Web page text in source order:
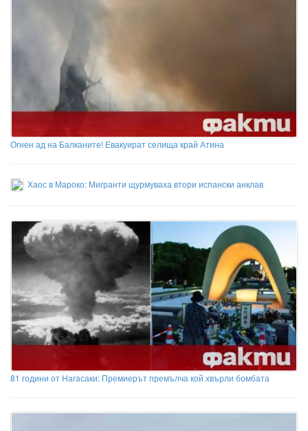
Огнен ад на Балканите! Евакуират селища край Атина
Хаос в Мароко: Мигранти щурмуваха втори испански анклав
81 години от Нагасаки: Премиерът премълча кой хвърли бомбата